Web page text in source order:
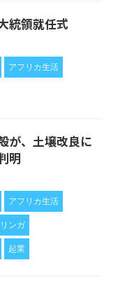
統領就任式
アフリカ生活
が、土壌改良に
明
アフリカ生活
ンガ
起業